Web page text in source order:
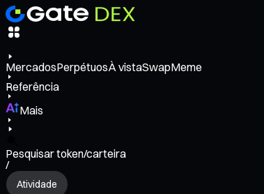
MercadosPerpétuosÀ vistaSwapMeme
Referência
Mais
Pesquisar token/carteira
/
Atividade